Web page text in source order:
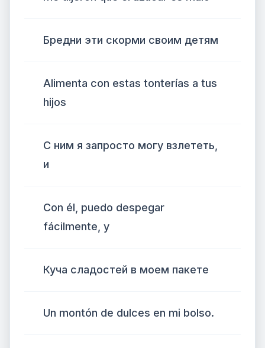
Бредни эти скорми своим детям
Alimenta con estas tonterías a tus
hijos
С ним я запросто могу взлететь,
и
Con él, puedo despegar
fácilmente, y
Куча сладостей в моем пакете
Un montón de dulces en mi bolso.